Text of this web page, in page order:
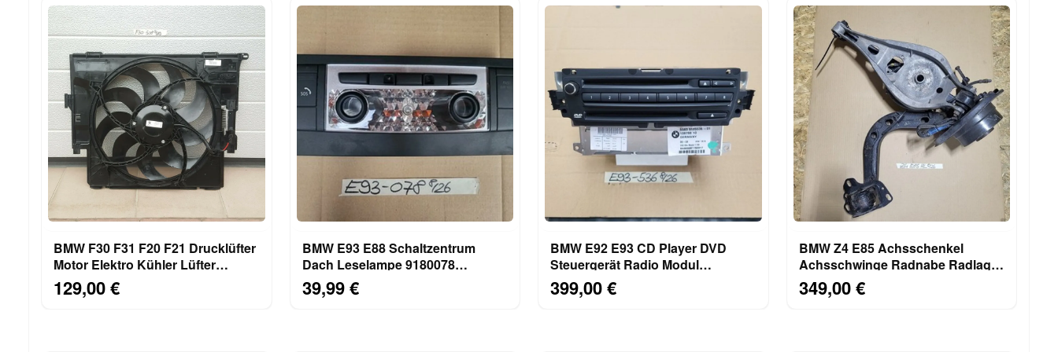
BMW F30 F31 F20 F21 Drucklüfter
Motor Elektro Kühler Lüfter
7640508 Lüfterzarge
129,00 €
BMW E93 E88 Schaltzentrum
Dach Leselampe 9180078
Innenleuchte SOS Airbag Off
39,99 €
BMW E92 E93 CD Player DVD
Steuergerät Radio Modul
Navigation 9185536 UK Version
399,00 €
BMW Z4 E85 Achsschenkel
Achsschwinge Radnabe Radlager
HINTEN LINKS
349,00 €